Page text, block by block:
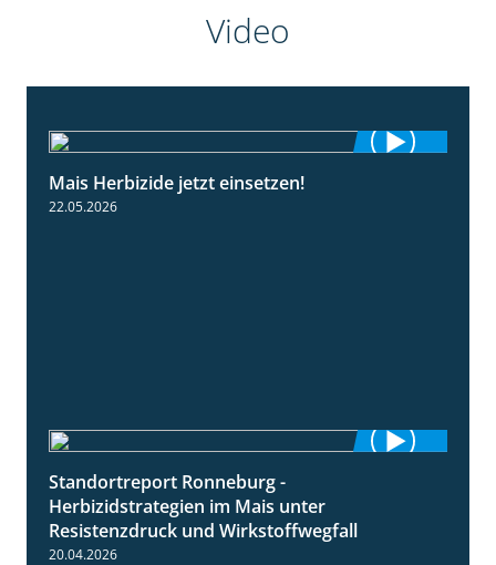
Video
Mais Herbizide jetzt einsetzen!
22.05.2026
Standortreport Ronneburg -
Herbizidstrategien im Mais unter
Resistenzdruck und Wirkstoffwegfall
20.04.2026